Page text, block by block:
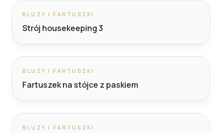
BLUZY I FARTUSZKI
Strój housekeeping 3
BLUZY I FARTUSZKI
Fartuszek na stójce z paskiem
BLUZY I FARTUSZKI